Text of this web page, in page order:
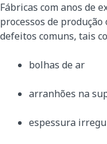
Fábricas com anos de
processos de
defeitos comuns, tais
bolhas de ar
arranhões na
espessura